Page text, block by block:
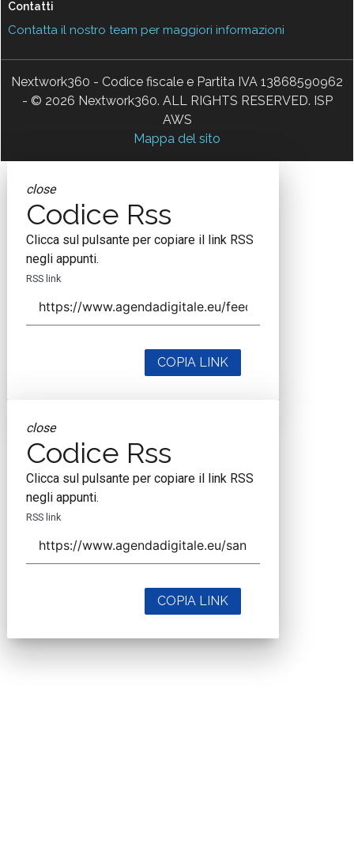
Contatti
Contatta il nostro team per maggiori informazioni
Nextwork360 - Codice fiscale e Partita IVA 13868590962
- © 2026 Nextwork360. ALL RIGHTS RESERVED. ISP
AWS
Mappa del sito
close
Codice Rss
Clicca sul pulsante per copiare il link RSS
negli appunti.
RSS link
COPIA LINK
close
Codice Rss
Clicca sul pulsante per copiare il link RSS
negli appunti.
RSS link
COPIA LINK